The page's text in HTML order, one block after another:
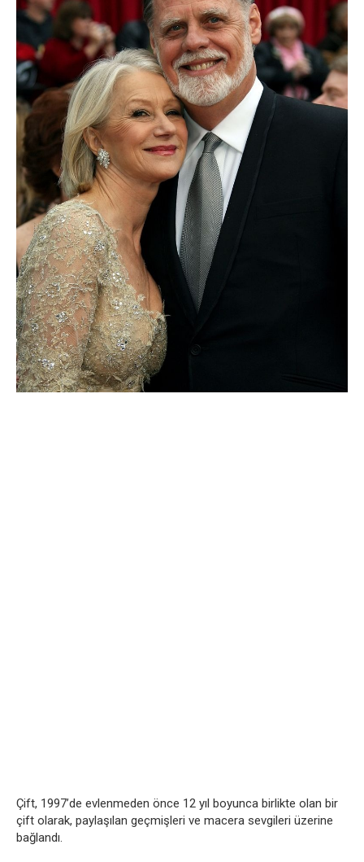
Çift, 1997’de evlenmeden önce 12 yıl boyunca birlikte olan bir
çift olarak, paylaşılan geçmişleri ve macera sevgileri üzerine
bağlandı.